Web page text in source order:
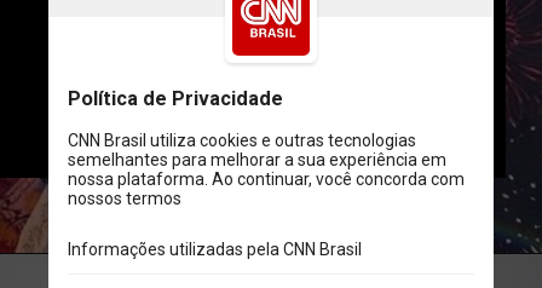
A notícia foi confirmada, na manhã
desta terça-feira (9), em publicação
cantora e de seu marido, Roberto de
Carvalho (foto)